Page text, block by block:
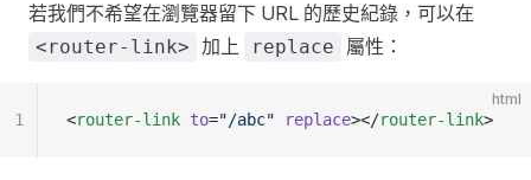
若我們不希望在瀏覽器留下 URL 的歷史紀錄，可以在
<router-link> 加上 replace 屬性：
html
<router-link to="/abc" replace></router-link>
1